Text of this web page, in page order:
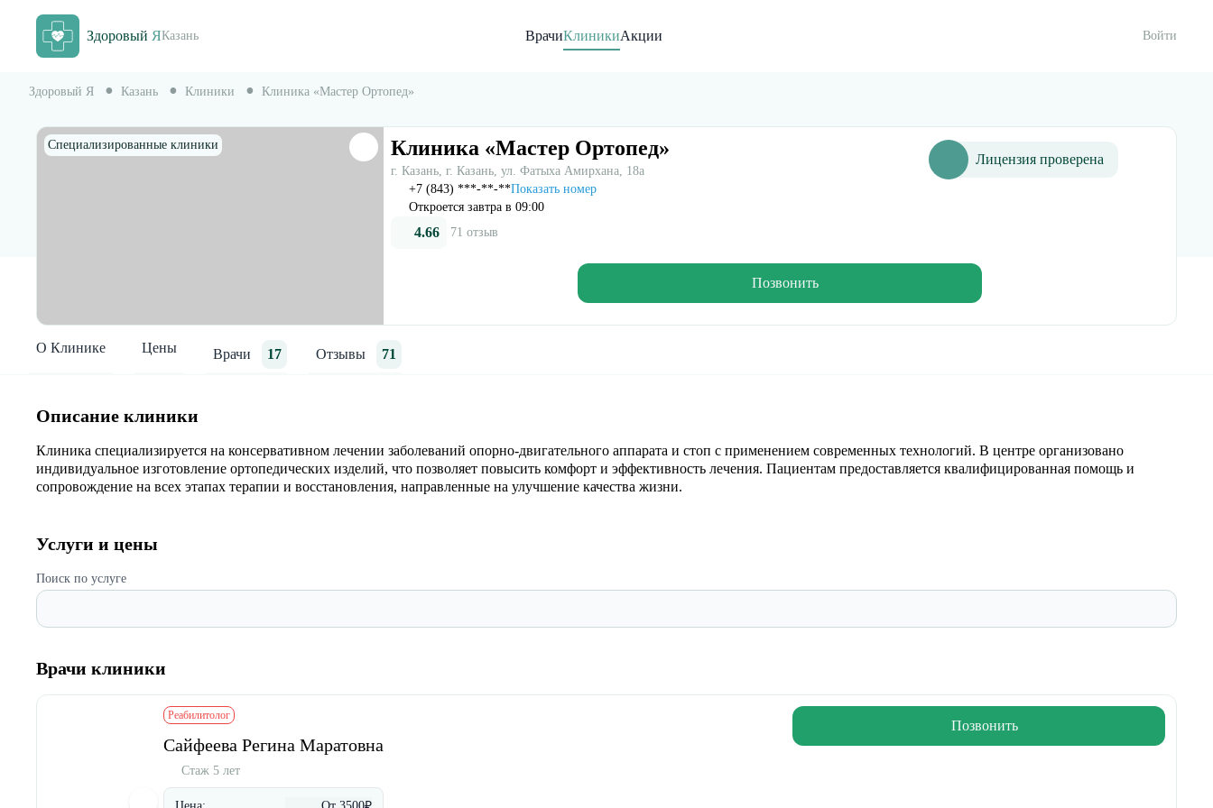
ВрачиКлиникиАкции
Здоровый ЯКазань Войти
Здоровый Я Казань Клиники Клиника «Мастер Ортопед»
Специализированные клиники Клиника «Мастер Ортопед»
г. Казань, г. Казань, ул. Фатыха Амирхана, 18а
+7 (843) ***-**-**Показать номер
Откроется завтра в 09:00
4.66 71 отзыв
Лицензия проверена
Позвонить
О Клинике Цены Врачи 17 Отзывы 71
Описание клиники
Клиника специализируется на консервативном лечении заболеваний опорно-двигательного аппарата и стоп с применением современных технологий. В центре организовано
индивидуальное изготовление ортопедических изделий, что позволяет повысить комфорт и эффективность лечения. Пациентам предоставляется квалифицированная помощь и
сопровождение на всех этапах терапии и восстановления, направленные на улучшение качества жизни.
Услуги и цены
Поиск по услуге
Врачи клиники
Реабилитолог
Сайфеева Регина Маратовна
Стаж 5 лет
Позвонить